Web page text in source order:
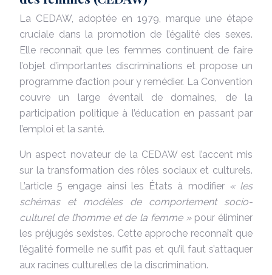
La CEDAW, adoptée en 1979, marque une étape
cruciale dans la promotion de l’égalité des sexes.
Elle reconnaît que les femmes continuent de faire
l’objet d’importantes discriminations et propose un
programme d’action pour y remédier. La Convention
couvre un large éventail de domaines, de la
participation politique à l’éducation en passant par
l’emploi et la santé.
Un aspect novateur de la CEDAW est l’accent mis
sur la transformation des rôles sociaux et culturels.
L’article 5 engage ainsi les États à modifier « les
schémas et modèles de comportement socio-
culturel de l’homme et de la femme » pour éliminer
les préjugés sexistes. Cette approche reconnaît que
l’égalité formelle ne suffit pas et qu’il faut s’attaquer
aux racines culturelles de la discrimination.